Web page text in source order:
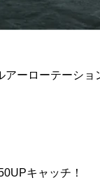
アーローテーショ
キャッチ！